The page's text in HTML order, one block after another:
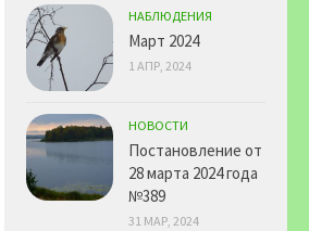
НАБЛЮДЕНИЯ
Март 2024
1 АПР, 2024
НОВОСТИ
Постановление от
28 марта 2024 года
№389
31 МАР, 2024